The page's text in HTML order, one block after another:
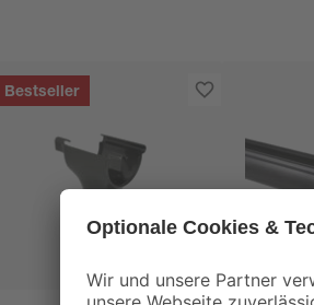
Bestseller